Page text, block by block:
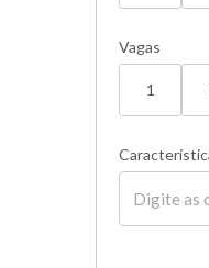
Vagas
1